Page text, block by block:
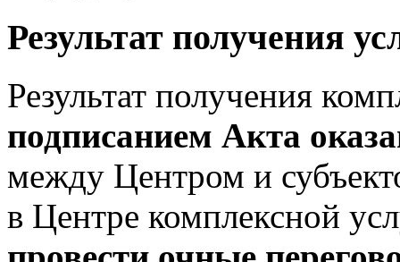
Результат получения
Результат получения
подписанием Акта
между Центром и
в Центре комплексной